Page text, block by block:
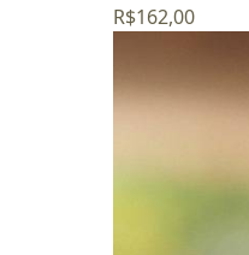
R$162,00